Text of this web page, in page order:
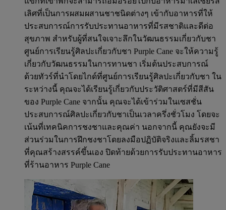
เลิศที่เป็นการผสมผสานชาชนิดต่างๆ เข้ากับอาหารที่ให้
ประสบการณ์การรับประทานอาหารที่มีรสชาติและดีต่อ
สุขภาพ สำหรับผู้ที่สนใจเจาะลึกในวัฒนธรรมเกี่ยวกับชา
ศูนย์การเรียนรู้ศิลปะเกี่ยวกับชา Purple Cane จะให้ความรู้
เกี่ยวกับวัฒนธรรมในการทานชา เริ่มต้นประสบการณ์
ด้วยทัวร์ที่นำโดยไกด์ที่ศูนย์การเรียนรู้ศิลปะเกี่ยวกับชา ใน
ระหว่างนี้ คุณจะได้เรียนรู้เกี่ยวกับประวัติศาสตร์ที่มีสีสัน
ของ Purple Cane จากนั้น คุณจะได้เข้าร่วมในเซสชั่น
ประสบการณ์ศิลปะเกี่ยวกับชาเป็นเวลาครึ่งชั่วโมง โดยจะ
เน้นที่เทคนิคการชงชาและคุณค่า นอกจากนี้ คุณยังจะมี
ส่วนร่วมในการฝึกชงชาโดยลงมือปฏิบัติจริงและลิ้มรสชา
ที่คุณสร้างสรรค์ขึ้นเอง ปิดท้ายด้วยการรับประทานอาหาร
ที่ร้านอาหาร Purple Cane